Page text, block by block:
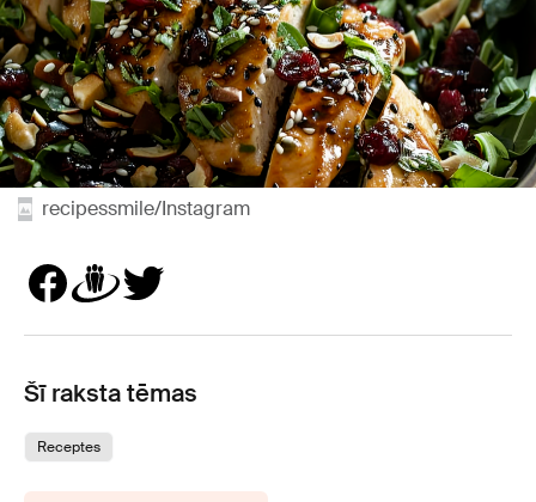
recipessmile/Instagram
Šī raksta tēmas
Receptes